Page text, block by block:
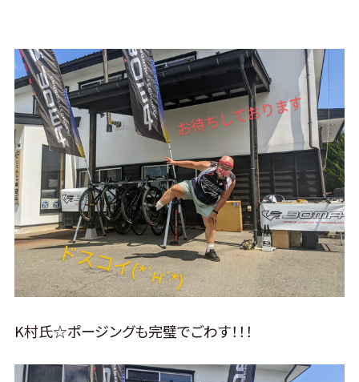
K村氏☆ポージングも完璧でごわす！！！